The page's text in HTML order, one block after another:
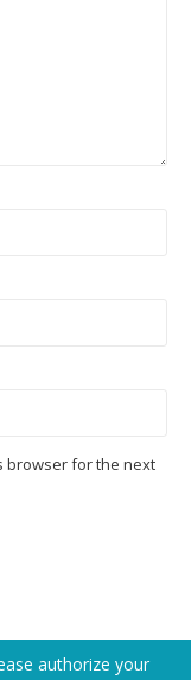
browser for the next
authorize your